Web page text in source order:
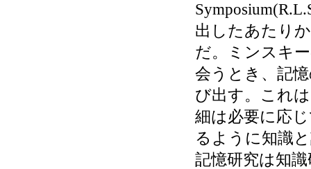
出したあたり
だ。ミンスキ
会うとき、記
び出す。これ
細は必要に応
るように知識
記憶研究は知